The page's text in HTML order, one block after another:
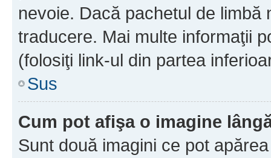
nevoie. Dacă pachetul de
traducere. Mai multe informaţii
(folosiţi link-ul din partea
Sus
Cum pot afişa o imagine
Sunt două imagini ce pot